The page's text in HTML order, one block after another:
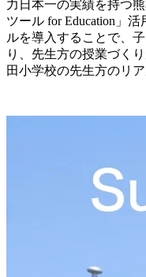
力日本一の実績を持つ
ツール for Education」
ルを導入することで、
り、先生方の授業づく
田小学校の先生方のリ